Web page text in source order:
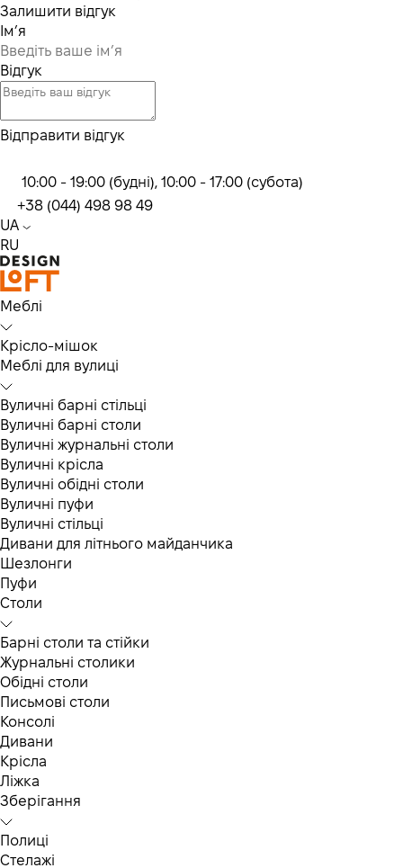
Залишити відгук
Ім’я
Відгук
Відправити відгук
10:00 - 19:00 (будні), 10:00 - 17:00 (субота)
+38 (044) 498 98 49
UA
RU
Меблі
Крісло-мішок
Меблі для вулиці
Вуличні барні стільці
Вуличні барні столи
Вуличні журнальні столи
Вуличні крісла
Вуличні обідні столи
Вуличні пуфи
Вуличні стільці
Дивани для літнього майданчика
Шезлонги
Пуфи
Столи
Барні столи та стійки
Журнальні столики
Обідні столи
Письмові столи
Консолі
Дивани
Крісла
Ліжка
Зберігання
Полиці
Стелажі